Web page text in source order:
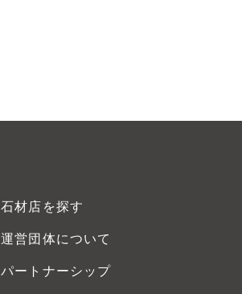
石材店を探す
運営団体について
パートナーシップ